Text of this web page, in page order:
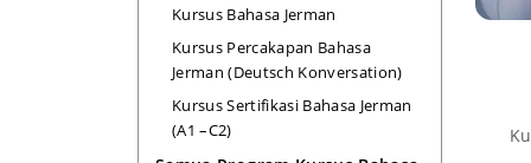
Kursus Bahasa Jerman
Kursus Percakapan Bahasa
Jerman (Deutsch Konversation)
Kursus Sertifikasi Bahasa Jerman
(A1 –C2)